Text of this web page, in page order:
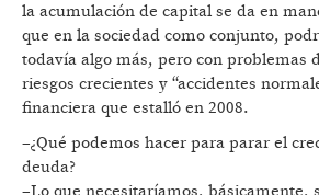
la acumulación de capital se da en
que en la sociedad como conjunto,
todavía algo más, pero con problemas
riesgos crecientes y “accidentes
financiera que estalló en 2008.
–¿Qué podemos hacer para parar el
deuda?